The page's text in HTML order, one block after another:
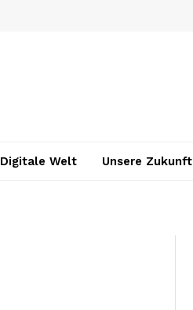
Digitale Welt Unsere Zukunft